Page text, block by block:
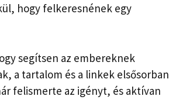
hogy felkeresnének egy
segítsen az embereknek
a tartalom és a linkek elsősorban
felismerte az igényt, és aktívan